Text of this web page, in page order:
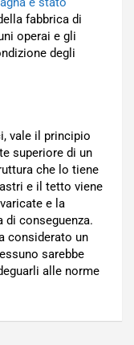
fabbrica di
operai e gli
degli
vale il principio
superiore di un
che lo tiene
e il tetto viene
e la
conseguenza.
considerato un
sarebbe
alle norme